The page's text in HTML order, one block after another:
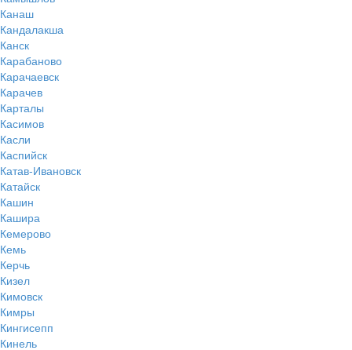
Канаш
Кандалакша
Канск
Карабаново
Карачаевск
Карачев
Карталы
Касимов
Касли
Каспийск
Катав-Ивановск
Катайск
Кашин
Кашира
Кемерово
Кемь
Керчь
Кизел
Кимовск
Кимры
Кингисепп
Кинель